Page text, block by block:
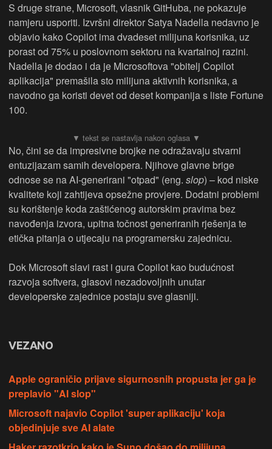
S druge strane, Microsoft, vlasnik GitHuba, ne pokazuje
namjeru usporiti. Izvršni direktor Satya Nadella nedavno je
objavio kako Copilot ima dvadeset milijuna korisnika, uz
porast od 75% u poslovnom sektoru na kvartalnoj razini.
Nadella je dodao i da je Microsoftova "obitelj Copilot
aplikacija" premašila sto milijuna aktivnih korisnika, a
navodno ga koristi devet od deset kompanija s liste Fortune
100.
No, čini se da impresivne brojke ne odražavaju stvarni
entuzijazam samih developera. Njihove glavne brige
odnose se na AI-generirani "otpad" (eng. slop) – kod niske
kvalitete koji zahtijeva opsežne provjere. Dodatni problemi
su korištenje koda zaštićenog autorskim pravima bez
navođenja izvora, upitna točnost generiranih rješenja te
etička pitanja o utjecaju na programersku zajednicu.
Dok Microsoft slavi rast i gura Copilot kao budućnost
razvoja softvera, glasovi nezadovoljnih unutar
developerske zajednice postaju sve glasniji.
VEZANO
Apple ograničio prijave sigurnosnih propusta jer ga je
preplavio "AI slop"
Microsoft najavio Copilot 'super aplikaciju' koja
objedinjuje sve AI alate